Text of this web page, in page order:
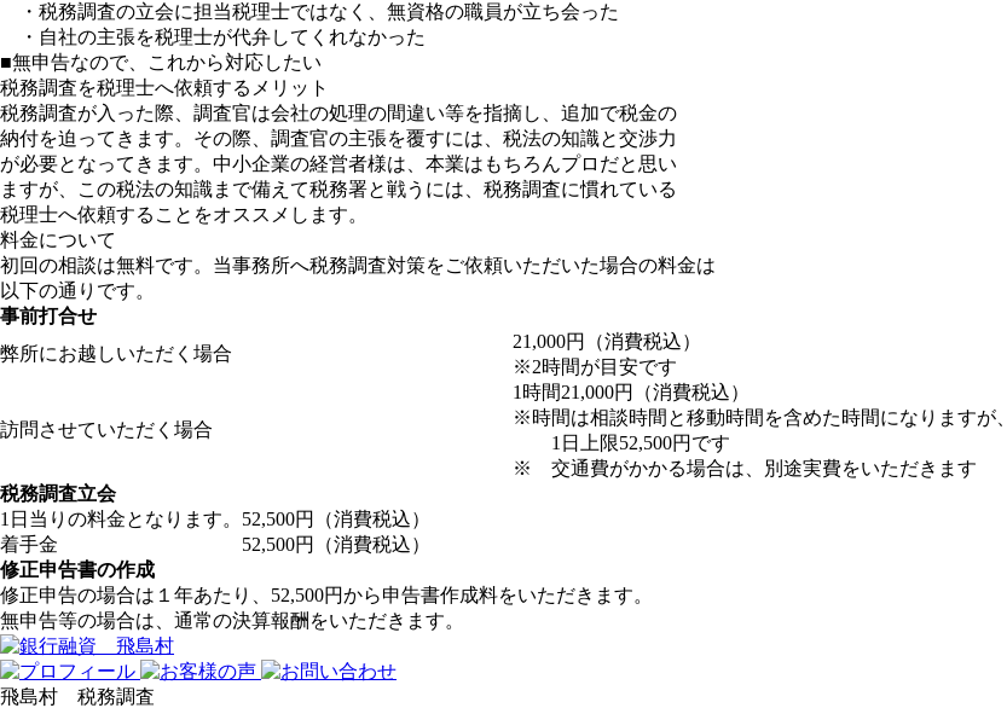
・税務調査の立会に担当税理士ではなく、無資格の職員が立ち会った
・自社の主張を税理士が代弁してくれなかった
■無申告なので、これから対応したい
税務調査を税理士へ依頼するメリット
税務調査が入った際、調査官は会社の処理の間違い等を指摘し、追加で税金の
納付を迫ってきます。その際、調査官の主張を覆すには、税法の知識と交渉力
が必要となってきます。中小企業の経営者様は、本業はもちろんプロだと思い
ますが、この税法の知識まで備えて税務署と戦うには、税務調査に慣れている
税理士へ依頼することをオススメします。
料金について
初回の相談は無料です。当事務所へ税務調査対策をご依頼いただいた場合の料金は
以下の通りです。
事前打合せ
弊所にお越しいただく場合
21,000円（消費税込）
※2時間が目安です
訪問させていただく場合
1時間21,000円（消費税込）
※時間は相談時間と移動時間を含めた時間になりますが、
1日上限52,500円です
※ 交通費がかかる場合は、別途実費をいただきます
税務調査立会
1日当りの料金となります。 52,500円（消費税込）
着手金
52,500円（消費税込）
修正申告書の作成
修正申告の場合は１年あたり、52,500円から申告書作成料をいただきます。
無申告等の場合は、通常の決算報酬をいただきます。
飛島村 税務調査